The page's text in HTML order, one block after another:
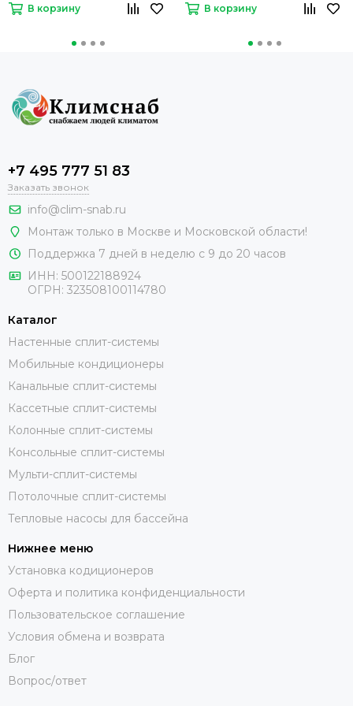
В корзину В корзину
+7 495 777 51 83
Заказать звонок
info@clim-snab.ru
Монтаж только в Москве и Московской области!
Поддержка 7 дней в неделю с 9 до 20 часов
ИНН: 500122188924
ОГРН: 323508100114780
Каталог
Настенные сплит-системы
Мобильные кондиционеры
Канальные сплит-системы
Кассетные сплит-системы
Колонные сплит-системы
Консольные сплит-системы
Мульти-сплит-системы
Потолочные сплит-системы
Тепловые насосы для бассейна
Нижнее меню
Установка кодиционеров
Оферта и политика конфиденциальности
Пользовательское соглашение
Условия обмена и возврата
Блог
Вопрос/ответ